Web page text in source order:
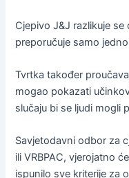
Cjepivo J&J razlikuje
preporučuje samo
Tvrtka također
mogao pokazati
slučaju bi se ljudi mogli
Savjetodavni odbor za
ili VRBPAC, vjerojatno
ispunilo sve kriterije za